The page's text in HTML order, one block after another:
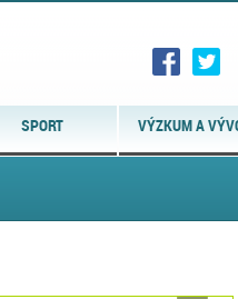
SPORT VÝZKUM A